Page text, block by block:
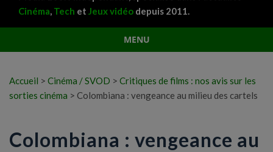
Cinéma, Tech et Jeux vidéo depuis 2011.
MENU
Accueil > Cinéma / SVOD > Critiques de films : nos avis sur les
sorties cinéma > Colombiana : vengeance au milieu des cartels
Colombiana : vengeance au